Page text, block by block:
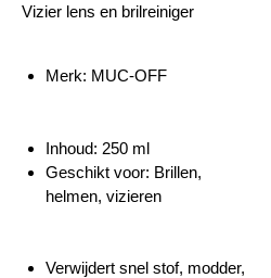
Vizier lens en brilreiniger
Merk: MUC-OFF
Inhoud: 250 ml
Geschikt voor: Brillen,
helmen, vizieren
Verwijdert snel stof, modder,